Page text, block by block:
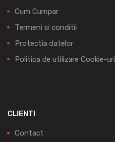
Cum Cumpar
Termeni si conditii
Protectia datelor
Politica de utilizare Cookie-uri
CLIENTI
Contact